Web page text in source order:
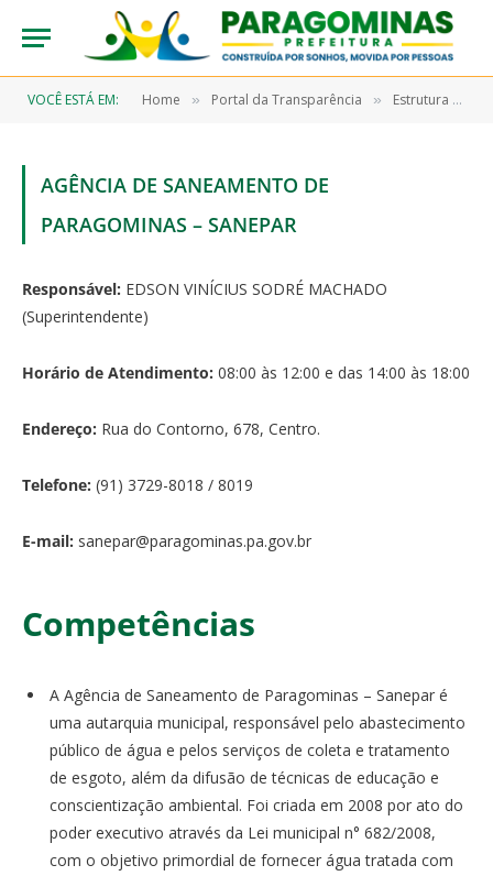
VOCÊ ESTÁ EM: Home » Portal da Transparência » Estrutura Organizacional
AGÊNCIA DE SANEAMENTO DE
PARAGOMINAS – SANEPAR
Responsável: EDSON VINÍCIUS SODRÉ MACHADO
(Superintendente)
Horário de Atendimento: 08:00 às 12:00 e das 14:00 às 18:00
Endereço: Rua do Contorno, 678, Centro.
Telefone: (91) 3729-8018 / 8019
E-mail: sanepar@paragominas.pa.gov.br
Competências
A Agência de Saneamento de Paragominas – Sanepar é
uma autarquia municipal, responsável pelo abastecimento
público de água e pelos serviços de coleta e tratamento
de esgoto, além da difusão de técnicas de educação e
conscientização ambiental. Foi criada em 2008 por ato do
poder executivo através da Lei municipal n° 682/2008,
com o objetivo primordial de fornecer água tratada com